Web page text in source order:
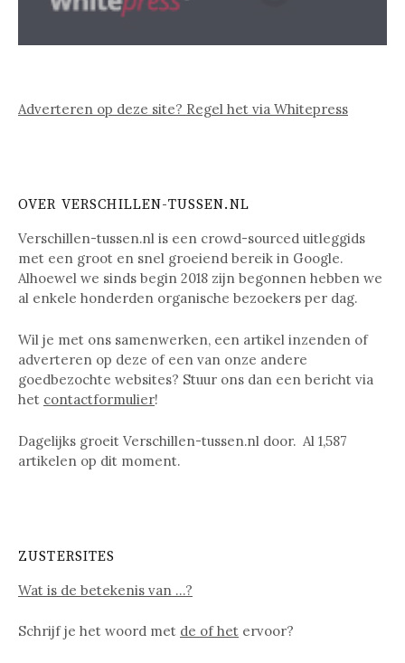
Adverteren op deze site? Regel het via Whitepress
OVER VERSCHILLEN-TUSSEN.NL
Verschillen-tussen.nl is een crowd-sourced uitleggids
met een groot en snel groeiend bereik in Google.
Alhoewel we sinds begin 2018 zijn begonnen hebben we
al enkele honderden organische bezoekers per dag.
Wil je met ons samenwerken, een artikel inzenden of
adverteren op deze of een van onze andere
goedbezochte websites? Stuur ons dan een bericht via
het contactformulier!
Dagelijks groeit Verschillen-tussen.nl door. Al 1,587
artikelen op dit moment.
ZUSTERSITES
Wat is de betekenis van …?
Schrijf je het woord met de of het ervoor?